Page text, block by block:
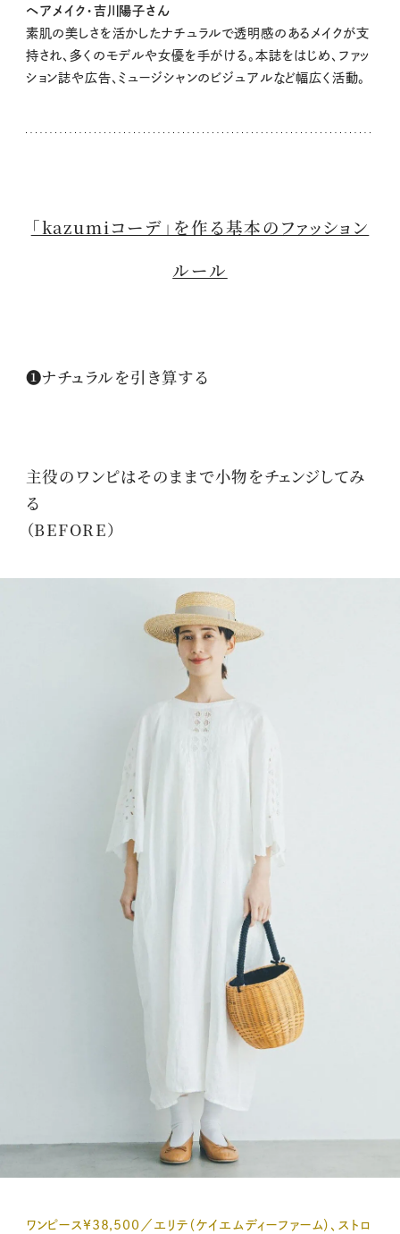
ヘアメイク・吉川陽子さん
素肌の美しさを活かしたナチュラルで透明感のあるメイクが支
持され、多くのモデルや女優を手がける。本誌をはじめ、ファッ
ション誌や広告、ミュージシャンのビジュアルなど幅広く活動。
「kazumiコーデ」を作る基本のファッション
ルール
❶ナチュラルを引き算する
主役のワンピはそのままで小物をチェンジしてみ
る
（BEFORE）
ワンピース¥38,500／エリテ（ケイエムディーファーム）、ストロ